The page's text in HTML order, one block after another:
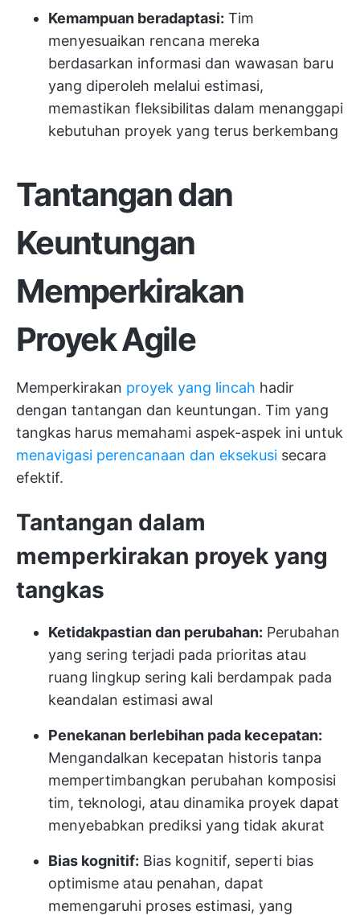
Kemampuan beradaptasi: Tim
menyesuaikan rencana mereka
berdasarkan informasi dan wawasan baru
yang diperoleh melalui estimasi,
memastikan fleksibilitas dalam menanggapi
kebutuhan proyek yang terus berkembang
Tantangan dan
Keuntungan
Memperkirakan
Proyek Agile
Memperkirakan proyek yang lincah hadir
dengan tantangan dan keuntungan. Tim yang
tangkas harus memahami aspek-aspek ini untuk
menavigasi perencanaan dan eksekusi secara
efektif.
Tantangan dalam
memperkirakan proyek yang
tangkas
Ketidakpastian dan perubahan: Perubahan
yang sering terjadi pada prioritas atau
ruang lingkup sering kali berdampak pada
keandalan estimasi awal
Penekanan berlebihan pada kecepatan:
Mengandalkan kecepatan historis tanpa
mempertimbangkan perubahan komposisi
tim, teknologi, atau dinamika proyek dapat
menyebabkan prediksi yang tidak akurat
Bias kognitif: Bias kognitif, seperti bias
optimisme atau penahan, dapat
memengaruhi proses estimasi, yang